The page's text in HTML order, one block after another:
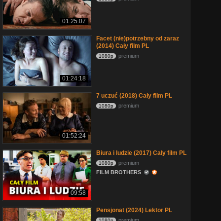
01:25:07
01:24:18
Facet (nie)potrzebny od zaraz
(2014) Cały film PL
1080p premium
01:52:24
7 uczuć (2018) Cały film PL
1080p premium
09:58
Biura i ludzie (2017) Cały film PL
1080p
premium
FILM BROTHERS
Pensjonat (2024) Lektor PL